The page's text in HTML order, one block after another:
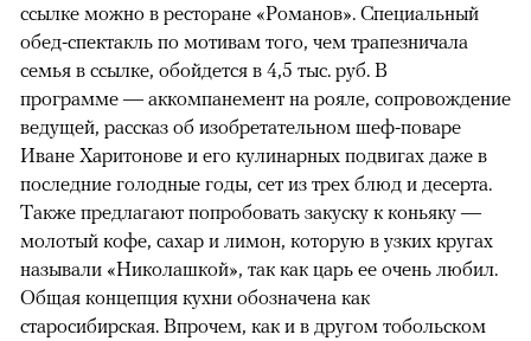
ссылке можно в ресторане «Романов». Специальный
обед-спектакль по мотивам того, чем трапезничала
семья в ссылке, обойдется в 4,5 тыс. руб. В
программе — аккомпанемент на рояле, сопровождение
ведущей, рассказ об изобретательном шеф-поваре
Иване Харитонове и его кулинарных подвигах даже в
последние голодные годы, сет из трех блюд и десерта.
Также предлагают попробовать закуску к коньяку —
молотый кофе, сахар и лимон, которую в узких кругах
называли «Николашкой», так как царь ее очень любил.
Общая концепция кухни обозначена как
старосибирская. Впрочем, как и в другом тобольском